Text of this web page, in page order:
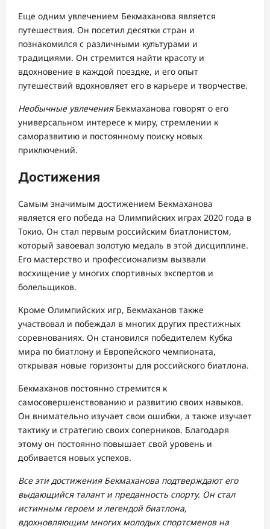
Еще одним увлечением Бекмаханова является
путешествия. Он посетил десятки стран и
познакомился с различными культурами и
традициями. Он стремится найти красоту и
вдохновение в каждой поездке, и его опыт
путешествий вдохновляет его в карьере и творчестве.
Необычные увлеченияБекмаханова говорят о его
универсальном интересе к миру, стремлении к
саморазвитию и постоянному поиску новых
приключений.
Достижения
Самым значимым достижением Бекмаханова
является его победа на Олимпийских играх 2020 года в
Токио. Он стал первым российским биатлонистом,
который завоевал золотую медаль в этой дисциплине.
Его мастерство и профессионализм вызвали
восхищение у многих спортивных экспертов и
болельщиков.
Кроме Олимпийских игр, Бекмаханов также
участвовал и побеждал в многих других престижных
соревнованиях. Он становился победителем Кубка
мира по биатлону и Европейского чемпионата,
открывая новые горизонты для российского биатлона.
Бекмаханов постоянно стремится к
самосовершенствованию и развитию своих навыков.
Он внимательно изучает свои ошибки, а также изучает
тактику и стратегию своих соперников. Благодаря
этому он постоянно повышает свой уровень и
добивается новых успехов.
Все эти достижения Бекмаханова подтверждают его
выдающийся талант и преданность спорту. Он стал
истинным героем и легендой биатлона,
вдохновляющим многих молодых спортсменов на